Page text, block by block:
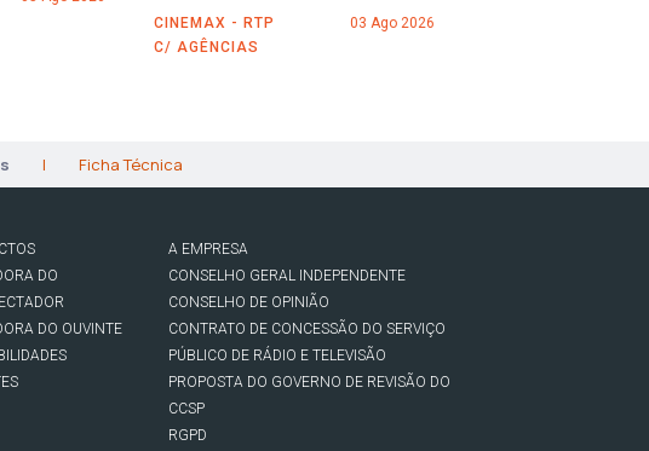
CINEMAX - RTP
C/ AGÊNCIAS
03 Ago 2026
| Ficha Técnica
DO
DO OUVINTE
A EMPRESA
CONSELHO GERAL INDEPENDENTE
CONSELHO DE OPINIÃO
CONTRATO DE CONCESSÃO DO SERVIÇO
PÚBLICO DE RÁDIO E TELEVISÃO
PROPOSTA DO GOVERNO DE REVISÃO DO
CCSP
RGPD